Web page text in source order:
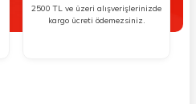
2500 TL ve üzeri alışverişlerinizde
kargo ücreti ödemezsiniz.